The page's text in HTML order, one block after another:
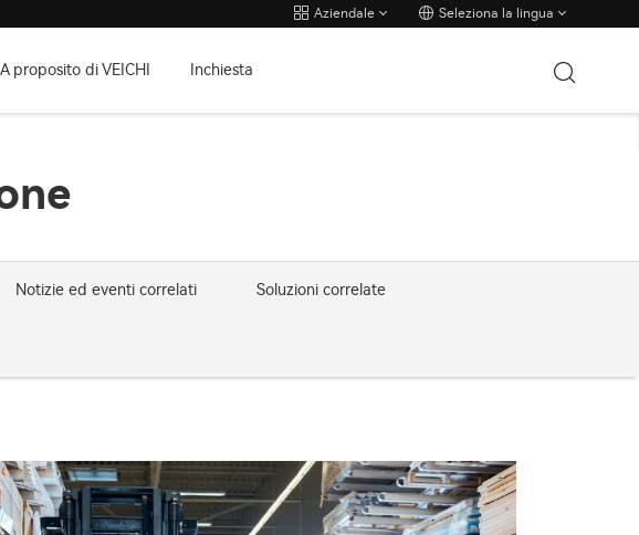
Aziendale Seleziona la lingua
A proposito di VEICHI Inchiesta
Notizie ed eventi correlati Soluzioni correlate